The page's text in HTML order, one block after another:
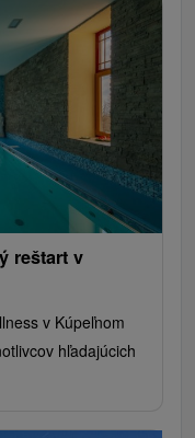
reštart v
v Kúpeľnom
hľadajúcich